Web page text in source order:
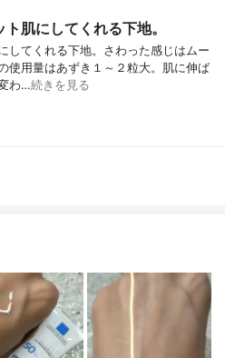
肌にしてくれる下地。
してくれる下地。さわった感じはムー
使用量はあずき１～２粒大。肌に伸ば
わ…続きを見る